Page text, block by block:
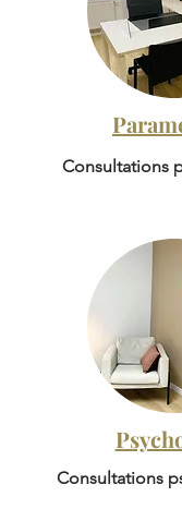
Consultations
Consultations